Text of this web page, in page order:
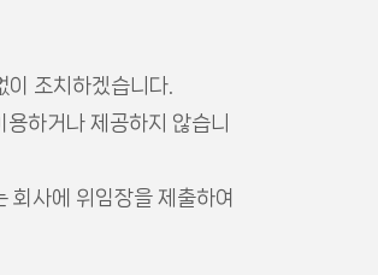
조치하겠습니다.
하거나 제공하지 않습니
회사에 위임장을 제출하여